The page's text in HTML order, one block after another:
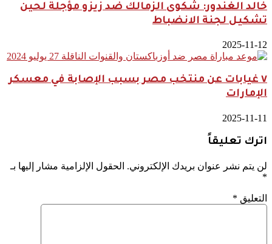
خالد الغندور: شكوى الزمالك ضد زيزو مؤجلة لحين
تشكيل لجنة الانضباط
2025-11-12
٧ غيابات عن منتخب مصر بسبب الإصابة في معسكر
الإمارات
2025-11-11
اترك تعليقاً
لن يتم نشر عنوان بريدك الإلكتروني. الحقول الإلزامية مشار إليها بـ
*
التعليق *